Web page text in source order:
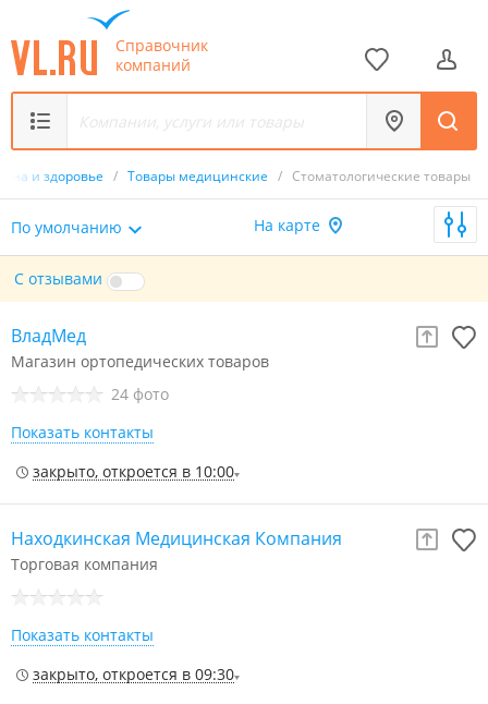
Справочник
компаний
и здоровье / Товары медицинские / Стоматологические товары
По умолчанию На карте
С отзывами
ВладМед
Магазин ортопедических товаров
24 фото
Показать контакты
закрыто, откроется в 10:00
Находкинская Медицинская Компания
Торговая компания
Показать контакты
закрыто, откроется в 09:30